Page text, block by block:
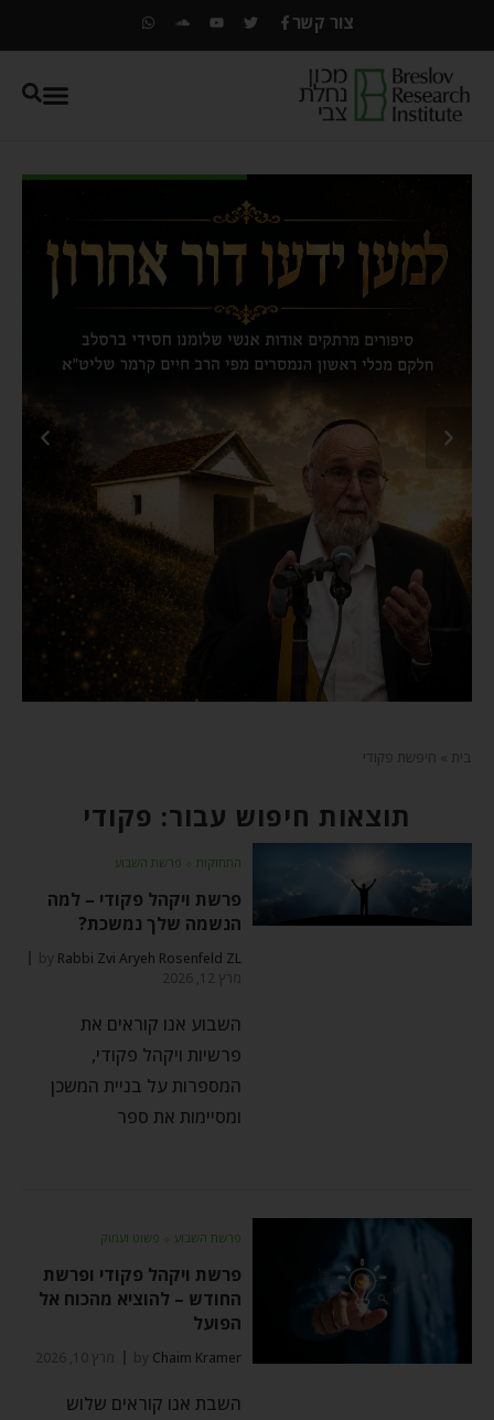
צור קשר
בית חיפשת פקודי
תוצאות חיפוש עבור: פקודי
התחזקות ⬦ פרשת השבוע
פרשת ויקהל פקודי – למה
הנשמה שלך נמשכת?
by Rabbi Zvi Aryeh Rosenfeld ZL
מרץ 12, 2026
השבוע אנו קוראים את
פרשיות ויקהל פקודי,
המספרות על בניית המשכן
ומסיימות את ספר
פרשת השבוע ⬦ פשוט ועמוק
פרשת ויקהל פקודי ופרשת
החודש – להוציא מהכוח אל
הפועל
by Chaim Kramer מרץ 10, 2026
השבת אנו קוראים שלוש